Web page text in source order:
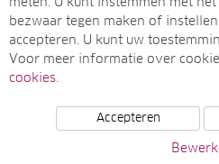
World of Gemstones
Ädelstenarnas Värld
Juwelo.com
© Juwelo Deutschland GmbH
meten. U kunt instemmen met
bezwaar tegen maken of
accepteren. U kunt uw
Voor meer informatie over
cookies.
Accepteren